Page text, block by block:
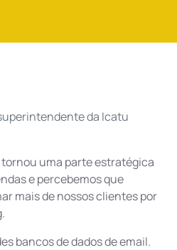
da Icatu
uma parte estratégica
e percebemos que
mais de nossos clientes por
bancos de dados de email.